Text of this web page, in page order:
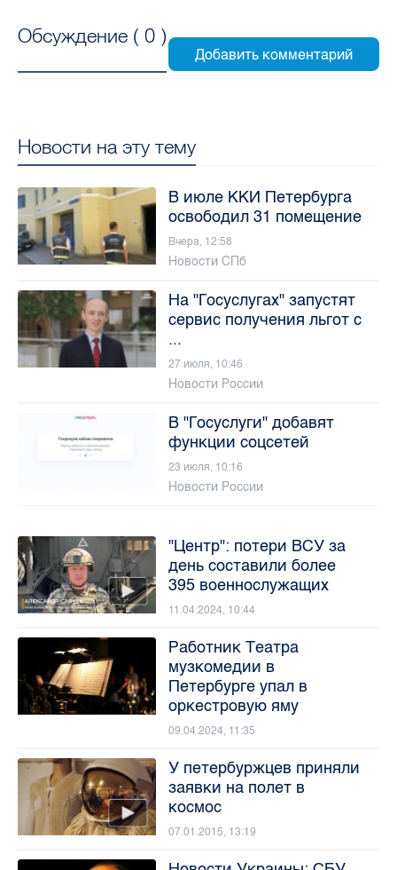
Обсуждение ( 0 )
Новости на эту тему
В июле ККИ Петербурга
освободил 31 помещение
Вчера, 12:58
Новости СПб
На "Госуслугах" запустят
сервис получения льгот с
...
27 июля, 10:46
Новости России
В "Госуслуги" добавят
функции соцсетей
23 июля, 10:16
Новости России
"Центр": потери ВСУ за
день составили более
395 военнослужащих
11.04.2024, 10:44
Работник Театра
музкомедии в
Петербурге упал в
оркестровую яму
09.04.2024, 11:35
У петербуржцев приняли
заявки на полет в
космос
07.01.2015, 13:19